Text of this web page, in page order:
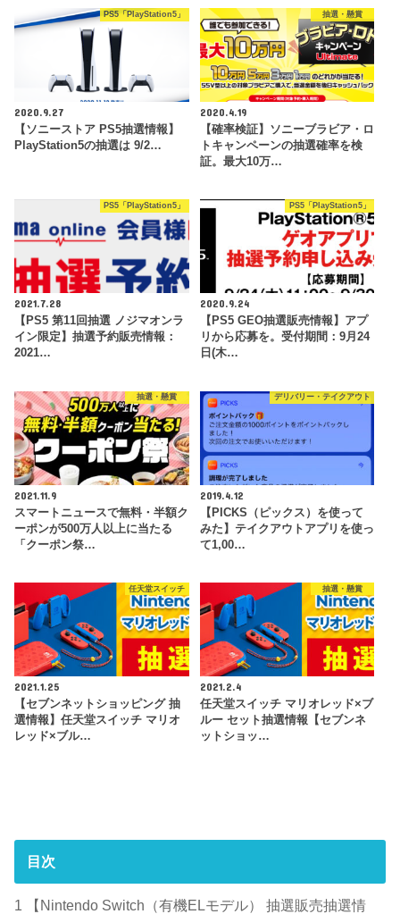
PS5「PlayStation5」
2020.9.27
【ソニーストア PS5抽選情報】
PlayStation5の抽選は 9/2…
抽選・懸賞
2020.4.19
【確率検証】ソニーブラビア・ロ
トキャンペーンの抽選確率を検
証。最大10万…
PS5「PlayStation5」
2021.7.28
【PS5 第11回抽選 ノジマオンラ
イン限定】抽選予約販売情報：
2021…
PS5「PlayStation5」
2020.9.24
【PS5 GEO抽選販売情報】アプ
リから応募を。受付期間：9月24
日(木…
抽選・懸賞
2021.11.9
スマートニュースで無料・半額ク
ーポンが500万人以上に当たる
「クーポン祭…
デリバリー・テイクアウト
2019.4.12
【PICKS（ピックス）を使って
みた】テイクアウトアプリを使っ
て1,00…
任天堂スイッチ
2021.1.25
【セブンネットショッピング 抽
選情報】任天堂スイッチ マリオ
レッド×ブル…
抽選・懸賞
2021.2.4
任天堂スイッチ マリオレッド×ブ
ルー セット抽選情報【セブンネ
ットショッ…
目次
1 【Nintendo Switch（有機ELモデル） 抽選販売抽選情